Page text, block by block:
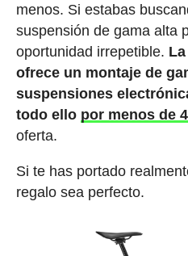
menos. Si estabas
suspensión de gama alta
oportunidad irrepetible.
ofrece un montaje de
suspensiones
todo ello por menos de
oferta.
Si te has portado
regalo sea perfecto.